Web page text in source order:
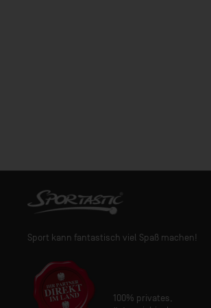
Sport kann fantastisch viel Spaß machen!
100% privates,